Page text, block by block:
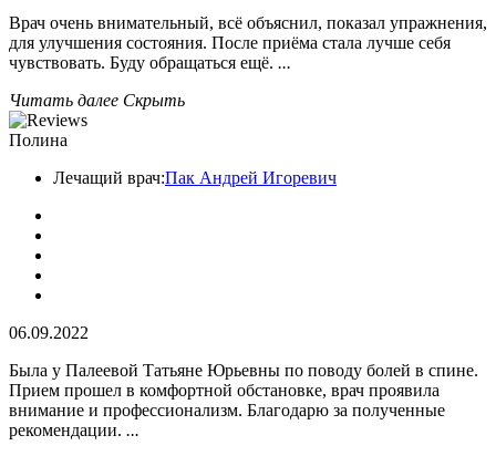
Врач очень внимательный, всё объяснил, показал упражнения,
для улучшения состояния. После приёма стала лучше себя
чувствовать. Буду обращаться ещё. ...
Читать далее Скрыть
Полина
Лечащий врач:Пак Андрей Игоревич
06.09.2022
Была у Палеевой Татьяне Юрьевны по поводу болей в спине.
Прием прошел в комфортной обстановке, врач проявила
внимание и профессионализм. Благодарю за полученные
рекомендации. ...